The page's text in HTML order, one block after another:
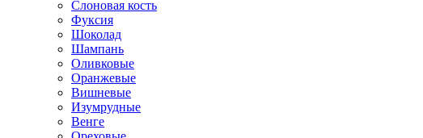
Слоновая кость
Фуксия
Шоколад
Шампань
Оливковые
Оранжевые
Вишневые
Изумрудные
Венге